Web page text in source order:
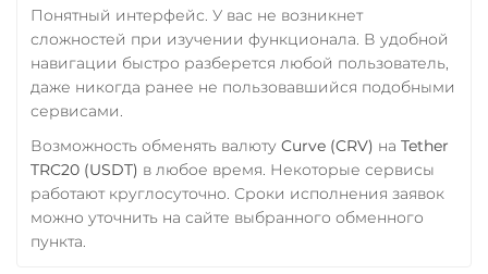
USD Coin (USDC)
ERC20 BEP20
TRC20
AVAX
SOL
Polygon
CRONOS
ARB
OP
STELLAR
RONIN
NEAR
XLM
SUI
SONIC
Utopia USD (UUSD)
VeChain (VET)
Понятный интерфейс. У вас не возникнет
сложностей при изучении функционала. В удобной
навигации быстро разберется любой пользователь,
даже никогда ранее не пользовавшийся подобными
сервисами.
Возможность обменять валюту Curve (CRV) на Tether
TRC20 (USDT) в любое время. Некоторые сервисы
работают круглосуточно. Сроки исполнения заявок
можно уточнить на сайте выбранного обменного
пункта.